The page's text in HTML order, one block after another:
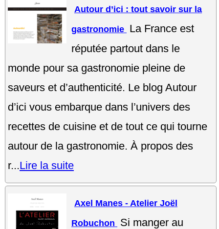
Autour d’ici : tout savoir sur la
gastronomie La France est
réputée partout dans le
monde pour sa gastronomie pleine de
saveurs et d’authenticité. Le blog Autour
d’ici vous embarque dans l’univers des
recettes de cuisine et de tout ce qui tourne
autour de la gastronomie. À propos des
r...Lire la suite
Axel Manes - Atelier Joël
Robuchon
Si manger au